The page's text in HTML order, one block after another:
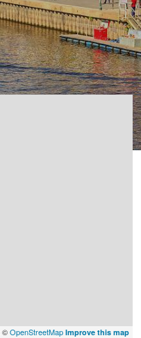
©OpenStreetMap Improve this map